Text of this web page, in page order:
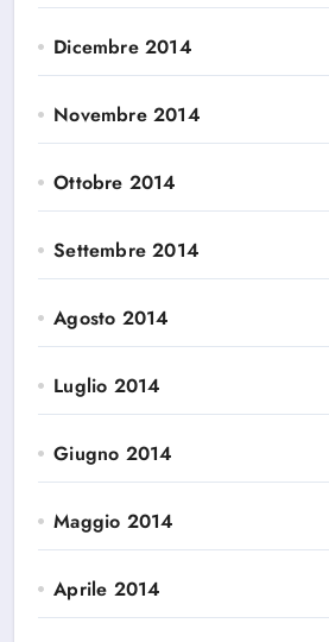
Dicembre 2014
Novembre 2014
Ottobre 2014
Settembre 2014
Agosto 2014
Luglio 2014
Giugno 2014
Maggio 2014
Aprile 2014